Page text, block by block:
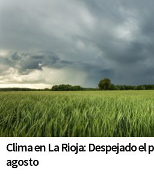
Clima en La Rioja: Despejado el
agosto